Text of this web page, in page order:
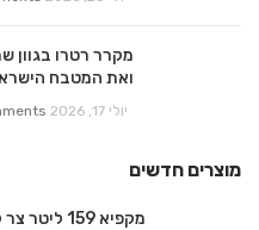
מקרר רטרו
ואת המטבח
יולי 17, 2026
מוצרים חדשים
מקפיא 159 ליטר צר לבן